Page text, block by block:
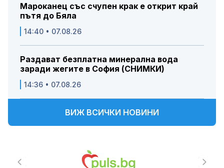
Мароканец със счупен крак е открит край
пътя до Бяла
14:40 • 07.08.26
Раздават безплатна минерална вода
заради жегите в София (СНИМКИ)
14:36 • 07.08.26
ВИЖ ВСИЧКИ НОВИНИ